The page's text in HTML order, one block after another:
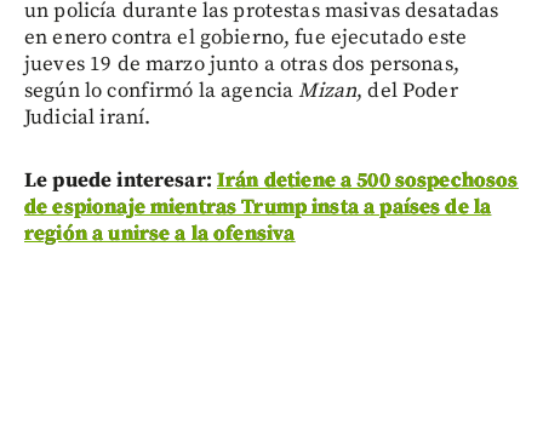
un policía durante las protestas masivas desatadas
en enero contra el gobierno, fue ejecutado este
jueves 19 de marzo junto a otras dos personas,
según lo confirmó la agenciaMizan, del Poder
Judicial iraní.
Le puede interesar: Irán detiene a 500 sospechosos
de espionaje mientras Trump insta a países de la
región a unirse a la ofensiva